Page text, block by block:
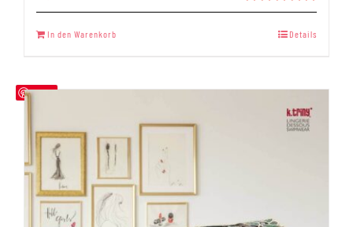
Bewertet
5.00
In den Warenkorb Details
Save